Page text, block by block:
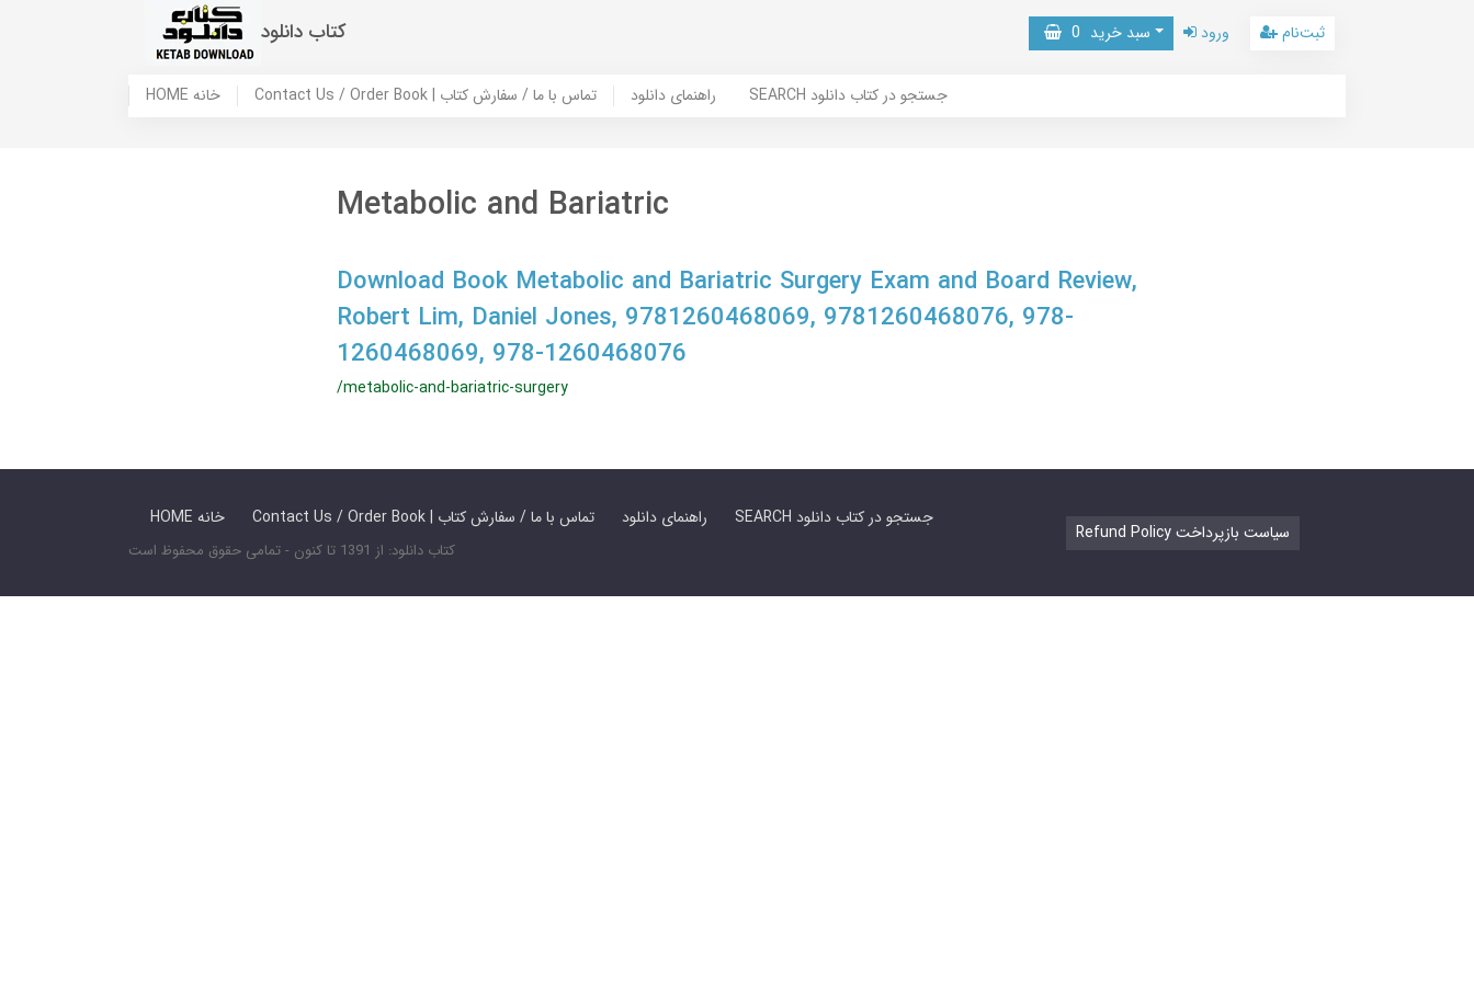
کتاب دانلود سبد خرید 0 ورود ثبت‌نام
HOME خانه Contact Us / Order Book | تماس با ما / سفارش کتاب راهنمای دانلود SEARCH جستجو در کتاب دانلود
Metabolic and Bariatric
Download Book Metabolic and Bariatric Surgery Exam and Board Review,
Robert Lim, Daniel Jones, 9781260468069, 9781260468076, 978-
1260468069, 978-1260468076
/metabolic-and-bariatric-surgery
HOME خانه Contact Us / Order Book | تماس با ما / سفارش کتاب راهنمای دانلود SEARCH جستجو در کتاب دانلود
کتاب دانلود: از 1391 تا کنون - تمامی حقوق محفوظ است
Refund Policy سیاست بازپرداخت